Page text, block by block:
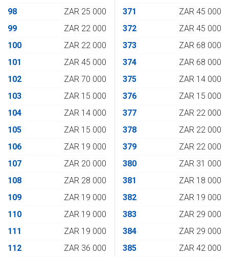
98
ZAR 25 000
99
ZAR 22 000
100
ZAR 22 000
101
ZAR 45 000
102
ZAR 70 000
103
ZAR 15 000
104
ZAR 14 000
105
ZAR 15 000
106
ZAR 19 000
107
ZAR 20 000
108
ZAR 28 000
109
ZAR 19 000
110
ZAR 19 000
111
ZAR 19 000
112
ZAR 36 000
371
ZAR 45 000
372
ZAR 45 000
373
ZAR 68 000
374
ZAR 68 000
375
ZAR 14 000
376
ZAR 15 000
377
ZAR 22 000
378
ZAR 22 000
379
ZAR 22 000
380
ZAR 31 000
381
ZAR 18 000
382
ZAR 19 000
383
ZAR 29 000
384
ZAR 29 000
385
ZAR 42 000